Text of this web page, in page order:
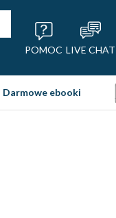
POMOC LIVE CHAT
Darmowe ebooki